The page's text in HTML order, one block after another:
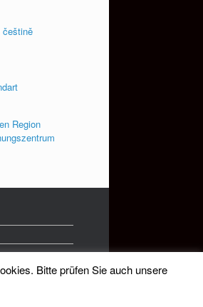
češtině
Region
Bitte prüfen Sie auch unsere